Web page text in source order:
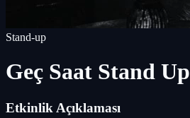
Stand-up
Geç Saat Stand Up
Etkinlik Açıklaması